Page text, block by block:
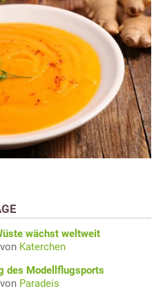
wächst weltweit
Katerchen
des Modellflugsports
Paradeis